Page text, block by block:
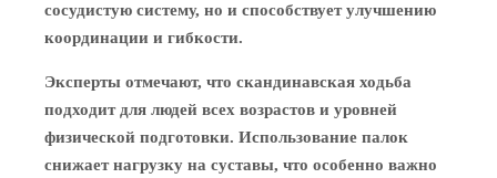
сосудистую систему, но и способствует улучшению
координации и гибкости.
Эксперты отмечают, что скандинавская ходьба
подходит для людей всех возрастов и уровней
физической подготовки. Использование палок
снижает нагрузку на суставы, что особенно важно